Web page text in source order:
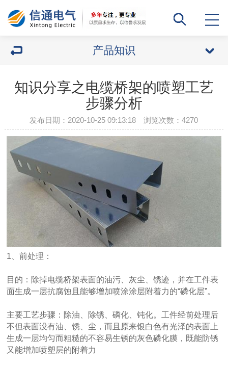
产品知识
知识分享之电缆桥架的喷塑工艺
步骤分析
发布日期：2020-10-25 09:13:18 浏览次数：4270
1、前处理：
目的：除掉电缆桥架表面的油污、灰尘、锈迹，并在工件表
面生成一层抗腐蚀且能够增加喷涂涂层附着力的“磷化层”。
主要工艺步骤：除油、除锈、磷化、钝化。工件经前处理后
不但表面没有油、锈、尘，而且原来银白色有光泽的表面上
生成一层均匀而粗糙的不容易生锈的灰色磷化膜，既能防锈
又能增加喷塑层的附着力